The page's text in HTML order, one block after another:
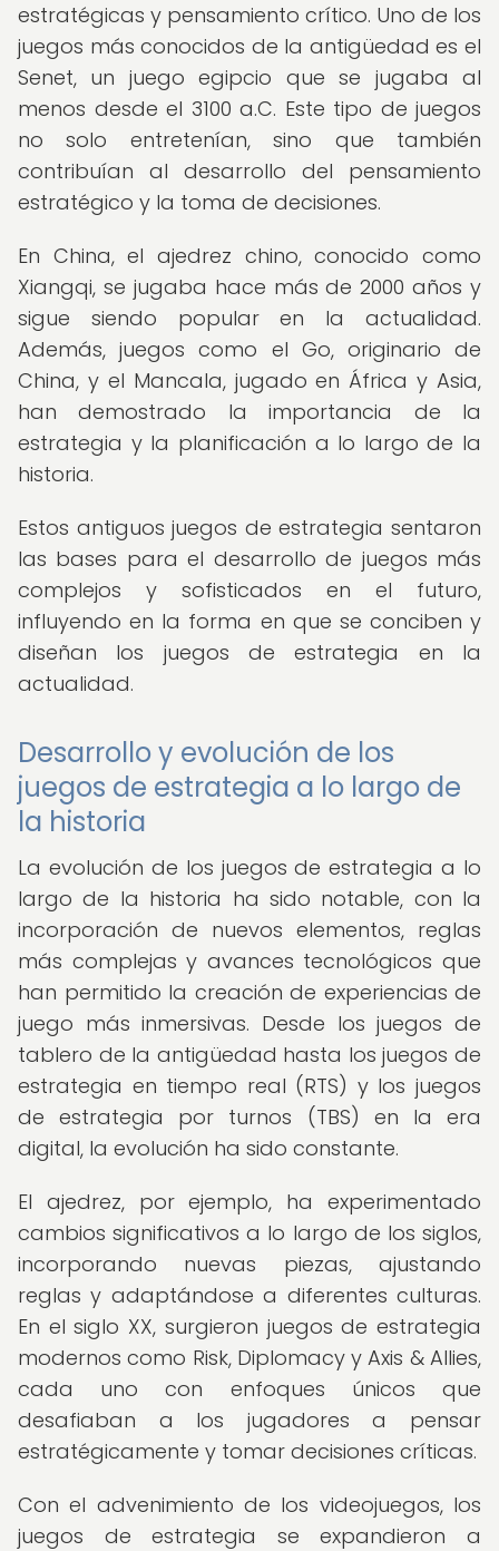
estratégicas y pensamiento crítico. Uno de los
juegos más conocidos de la antigüedad es el
Senet, un juego egipcio que se jugaba al
menos desde el 3100 a.C. Este tipo de juegos
no solo entretenían, sino que también
contribuían al desarrollo del pensamiento
estratégico y la toma de decisiones.
En China, el ajedrez chino, conocido como
Xiangqi, se jugaba hace más de 2000 años y
sigue siendo popular en la actualidad.
Además, juegos como el Go, originario de
China, y el Mancala, jugado en África y Asia,
han demostrado la importancia de la
estrategia y la planificación a lo largo de la
historia.
Estos antiguos juegos de estrategia sentaron
las bases para el desarrollo de juegos más
complejos y sofisticados en el futuro,
influyendo en la forma en que se conciben y
diseñan los juegos de estrategia en la
actualidad.
Desarrollo y evolución de los
juegos de estrategia a lo largo de
la historia
La evolución de los juegos de estrategia a lo
largo de la historia ha sido notable, con la
incorporación de nuevos elementos, reglas
más complejas y avances tecnológicos que
han permitido la creación de experiencias de
juego más inmersivas. Desde los juegos de
tablero de la antigüedad hasta los juegos de
estrategia en tiempo real (RTS) y los juegos
de estrategia por turnos (TBS) en la era
digital, la evolución ha sido constante.
El ajedrez, por ejemplo, ha experimentado
cambios significativos a lo largo de los siglos,
incorporando nuevas piezas, ajustando
reglas y adaptándose a diferentes culturas.
En el siglo XX, surgieron juegos de estrategia
modernos como Risk, Diplomacy y Axis & Allies,
cada uno con enfoques únicos que
desafiaban a los jugadores a pensar
estratégicamente y tomar decisiones críticas.
Con el advenimiento de los videojuegos, los
juegos de estrategia se expandieron a